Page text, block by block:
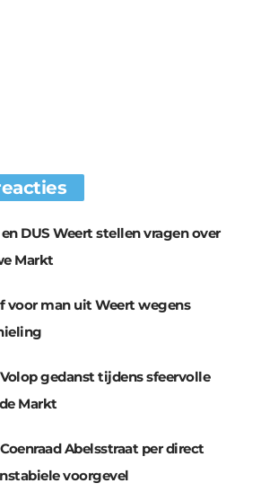
DUS Weert stellen vragen over
Markt
voor man uit Weert wegens
Volop gedanst tijdens sfeervolle
Markt
Coenraad Abelsstraat per direct
voorgevel